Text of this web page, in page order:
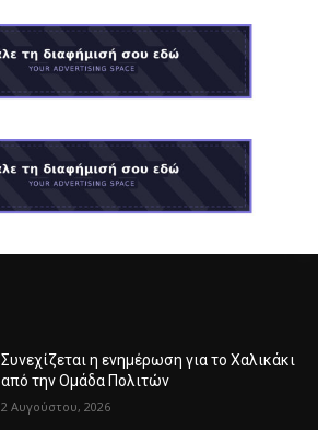
Συνεχίζεται η ενημέρωση για το Χαλικάκι
από την Ομάδα Πολιτών
2 Αυγούστου, 2026